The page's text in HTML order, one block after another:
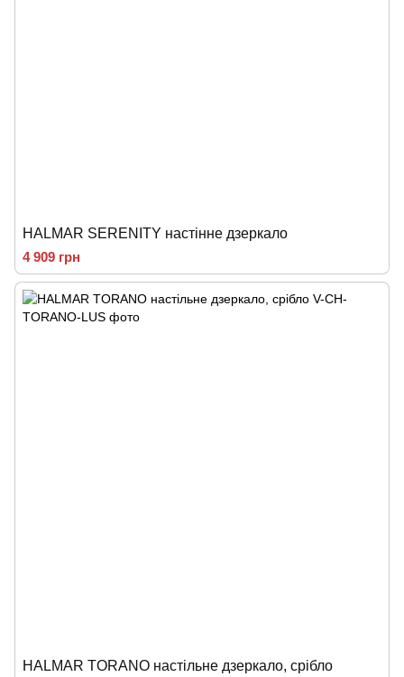
HALMAR SERENITY настінне дзеркало
4 909 грн
HALMAR TORANO настільне дзеркало, срібло